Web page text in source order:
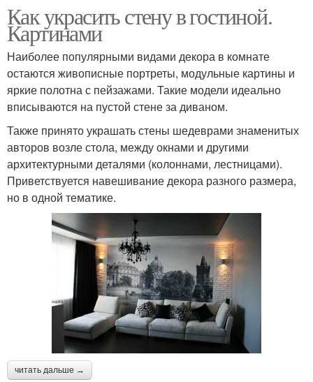
Как украсить стену в гостиной.
Картинами
Наиболее популярными видами декора в комнате
остаются живописные портреты, модульные картины и
яркие полотна с пейзажами. Такие модели идеально
вписываются на пустой стене за диваном.
Также принято украшать стены шедеврами знаменитых
авторов возле стола, между окнами и другими
архитектурными деталями (колоннами, лестницами).
Приветствуется навешивание декора разного размера,
но в одной тематике.
читать дальше →